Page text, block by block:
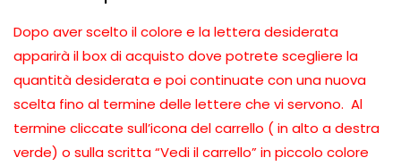
Dopo aver scelto il colore e la lettera desiderata
apparirà il box di acquisto dove potrete scegliere la
quantità desiderata e poi continuate con una nuova
scelta fino al termine delle lettere che vi servono. Al
termine cliccate sull’icona del carrello ( in alto a destra
verde) o sulla scritta “Vedi il carrello” in piccolo colore